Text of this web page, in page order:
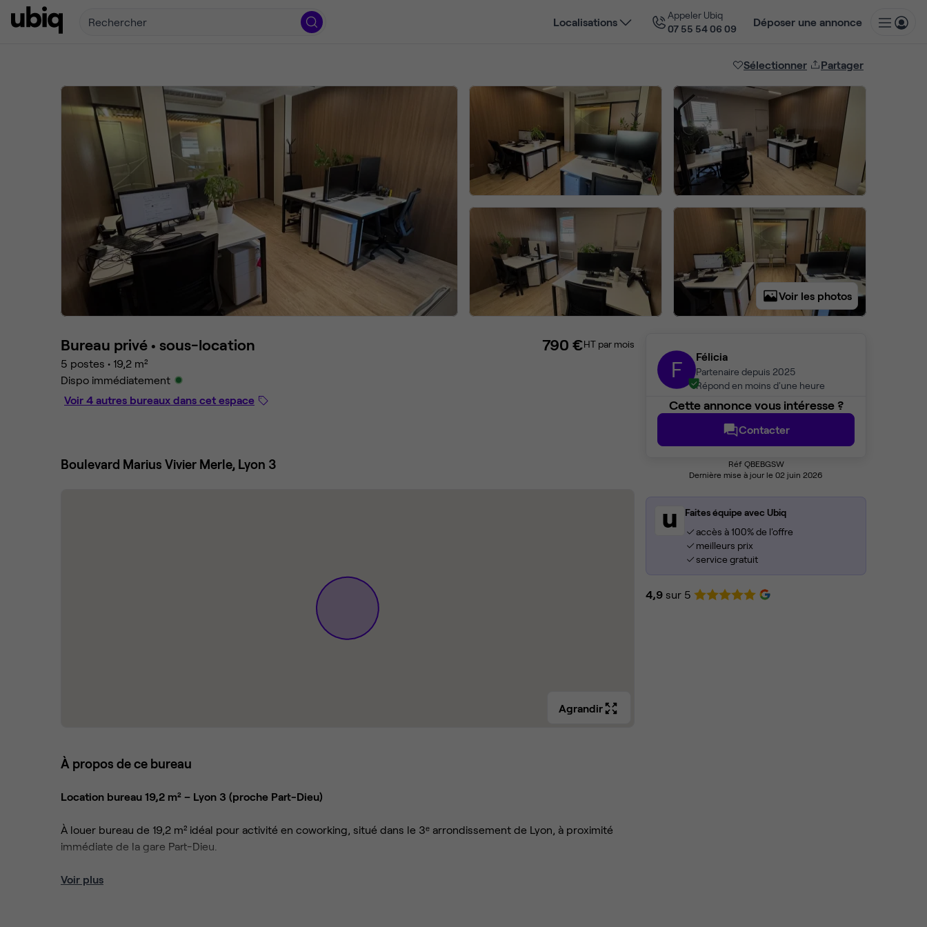
Rechercher Localisations
Appeler Ubiq
07 55 54 06 09
Déposer une annonce
Sélectionner Partager
Voir les photos
F Félicia
Partenaire depuis 2025
Répond en moins d'une heure
Cette annonce vous intéresse ?
Contacter
Réf QBEBGSW
Dernière mise à jour le 02 juin 2026
Faites équipe avec Ubiq
accès à 100% de l'offre
meilleurs prix
service gratuit
4,9 sur 5
Bureau privé • sous-location
5 postes • 19,2 m²
Dispo immédiatement
Voir 4 autres bureaux dans cet espace
790 €HT par mois
Boulevard Marius Vivier Merle, Lyon 3
Agrandir
À propos de ce bureau
Location bureau 19,2 m² – Lyon 3 (proche Part-Dieu)
À louer bureau de 19,2 m² idéal pour activité en coworking, situé dans le 3ᵉ arrondissement de Lyon, à proximité
immédiate de la gare Part-Dieu.
📍 Emplacement stratégique : accès rapide tramway, métro et bus
Voir plus